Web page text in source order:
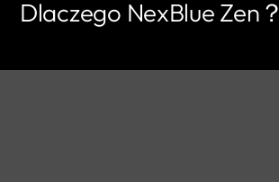
Dlaczego NexBlue Zen？